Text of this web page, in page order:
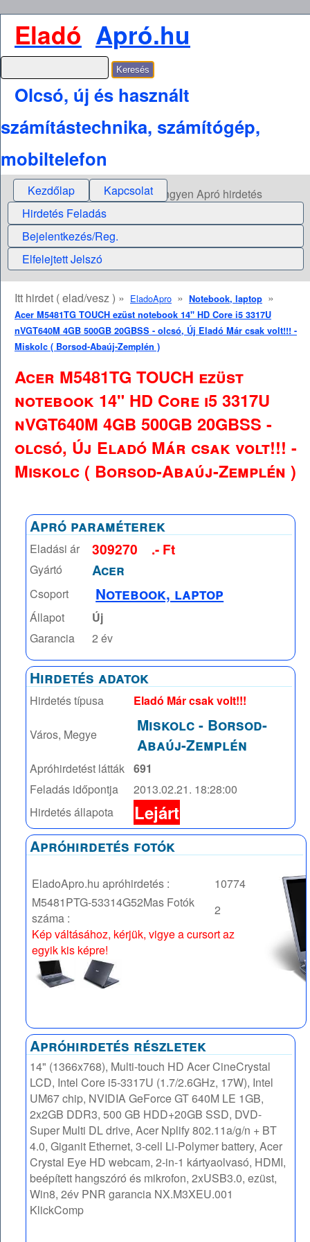
Eladó Apró.hu
Olcsó, új és használt
számítástechnika, számítógép,
mobiltelefon
Kezdőlap Kapcsolat
Ingyen Apró hirdetés
Hirdetés Feladás
Bejelentkezés/Reg.
Elfelejtett Jelszó
Itt hirdet ( elad/vesz ) » EladoApro » Notebook, laptop »
Acer M5481TG TOUCH ezüst notebook 14" HD Core i5 3317U
nVGT640M 4GB 500GB 20GBSS - olcsó, Új Eladó Már csak volt!!! -
Miskolc ( Borsod-Abaúj-Zemplén )
Acer M5481TG TOUCH ezüst
notebook 14" HD Core i5 3317U
nVGT640M 4GB 500GB 20GBSS -
olcsó, Új Eladó Már csak volt!!! -
Miskolc ( Borsod-Abaúj-Zemplén )
Apró paraméterek
Eladási ár 309270 .- Ft
Gyártó Acer
Csoport Notebook, laptop
Állapot
Új
Garancia
2 év
Hirdetés adatok
Hirdetés típusa Eladó Már csak volt!!!
Város, Megye Miskolc- Borsod-
Abaúj-Zemplén
Apróhirdetést látták 691
Feladás időpontja
2013.02.21. 18:28:00
Hirdetés állapota
Lejárt
Apróhirdetés fotók
EladoApro.hu apróhirdetés :
10774
M5481PTG-53314G52Mas Fotók
száma :
2
Kép váltásához, kérjük, vigye a cursort az
egyik kis képre!
Apróhirdetés részletek
14" (1366x768), Multi-touch HD Acer CineCrystal
LCD, Intel Core i5-3317U (1.7/2.6GHz, 17W), Intel
UM67 chip, NVIDIA GeForce GT 640M LE 1GB,
2x2GB DDR3, 500 GB HDD+20GB SSD, DVD-
Super Multi DL drive, Acer Nplify 802.11a/g/n + BT
4.0, Giganit Ethernet, 3-cell Li-Polymer battery, Acer
Crystal Eye HD webcam, 2-in-1 kártyaolvasó, HDMI,
beépített hangszóró és mikrofon, 2xUSB3.0, ezüst,
Win8, 2év PNR garancia NX.M3XEU.001
KlickComp